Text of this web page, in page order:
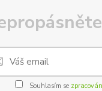
Souhlasím se